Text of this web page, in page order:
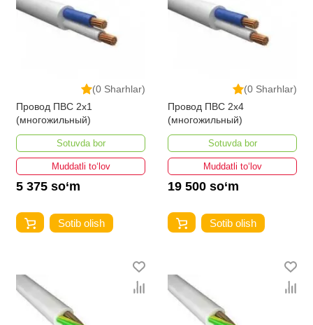
(0 Sharhlar)
Провод ПВС 2х1
(многожильный)
Sotuvda bor
Muddatli to‘lov
5 375 so‘m
Sotib olish
(0 Sharhlar)
Провод ПВС 2х4
(многожильный)
Sotuvda bor
Muddatli to‘lov
19 500 so‘m
Sotib olish